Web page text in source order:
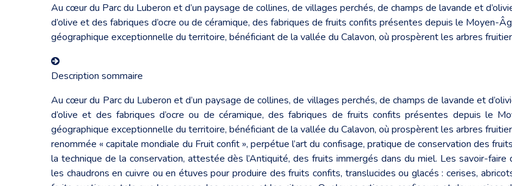
Au cœur du Parc du Luberon et d’un paysage de collines, de villages perchés, de champs de lavande et
d’olive et des fabriques d’ocre ou de céramique, des fabriques de fruits confits présentes depuis le Moyen-
géographique exceptionnelle du territoire, bénéficiant de la vallée du Calavon, où prospèrent les arbres
Description sommaire
Au cœur du Parc du Luberon et d’un paysage de collines, de villages perchés, de champs de lavande et
d’olive et des fabriques d’ocre ou de céramique, des fabriques de fruits confits présentes depuis le
géographique exceptionnelle du territoire, bénéficiant de la vallée du Calavon, où prospèrent les arbres
renommée « capitale mondiale du Fruit confit », perpétue l’art du confisage, pratique de conservation des
la technique de la conservation, attestée dès l’Antiquité, des fruits immergés dans du miel. Les savoir-
les chaudrons en cuivre ou en étuves pour produire des fruits confits, translucides ou glacés : cerises,